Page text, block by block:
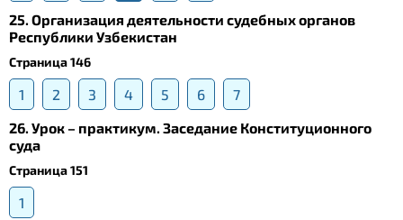
25. Организация деятельности судебных органов
Республики Узбекистан
Страница 146
1 2 3 4 5 6
7
26. Урок – практикум. Заседание Конституционного
суда
Страница 151
1